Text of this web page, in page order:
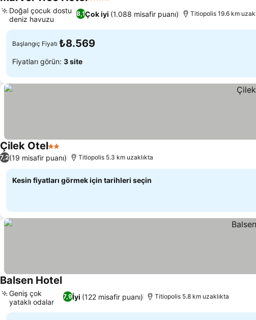
4 Yıldız
8,1Çok iyi (1.088 misafir puanı)
Doğal çocuk dostu
deniz havuzu
Titiopolis 19.6 km
Başlangıç Fiyatı ₺8.569
Fiyatları görün: 3 site
Çilek Otel2 Yıldız
7,2(19 misafir puanı) Titiopolis 5.3 km uzaklıkta
Kesin fiyatları görmek için tarihleri seçin
Balsen Hotel
7,9İyi (122 misafir puanı)
Geniş çok
yataklı odalar
Titiopolis 5.8 km uzaklıkta